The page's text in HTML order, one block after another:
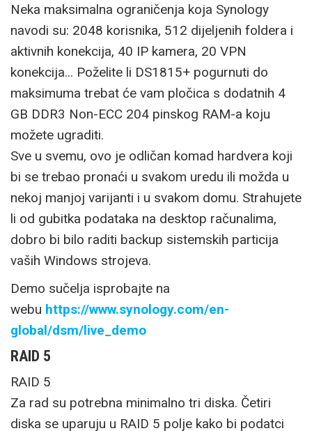
Neka maksimalna ograničenja koja Synology
navodi su: 2048 korisnika, 512 dijeljenih foldera i
aktivnih konekcija, 40 IP kamera, 20 VPN
konekcija... Poželite li DS1815+ pogurnuti do
maksimuma trebat će vam pločica s dodatnih 4
GB DDR3 Non-ECC 204 pinskog RAM-a koju
možete ugraditi.
Sve u svemu, ovo je odličan komad hardvera koji
bi se trebao pronaći u svakom uredu ili možda u
nekoj manjoj varijanti i u svakom domu. Strahujete
li od gubitka podataka na desktop računalima,
dobro bi bilo raditi backup sistemskih particija
vaših Windows strojeva.
Demo sučelja isprobajte na
webu https://www.synology.com/en-
global/dsm/live_demo
RAID 5
RAID 5
Za rad su potrebna minimalno tri diska. Četiri
diska se uparuju u RAID 5 polje kako bi podatci